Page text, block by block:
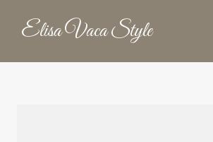
Elisa Vaca Style